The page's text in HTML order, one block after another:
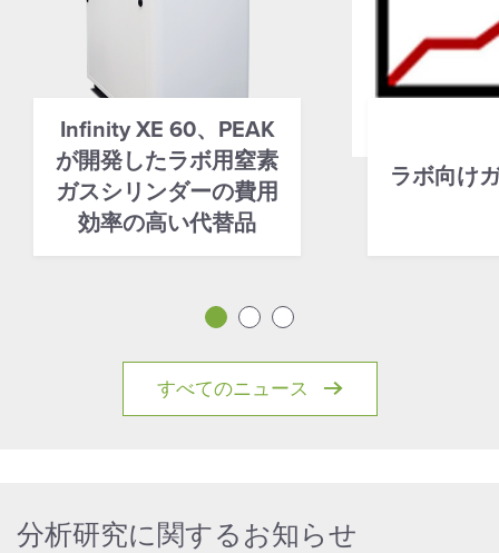
Infinity XE 60、PEAK
が開発したラボ用窒素
ガスシリンダーの費用
効率の高い代替品
ラボ向け
すべてのニュース
分析研究に関するお知らせ